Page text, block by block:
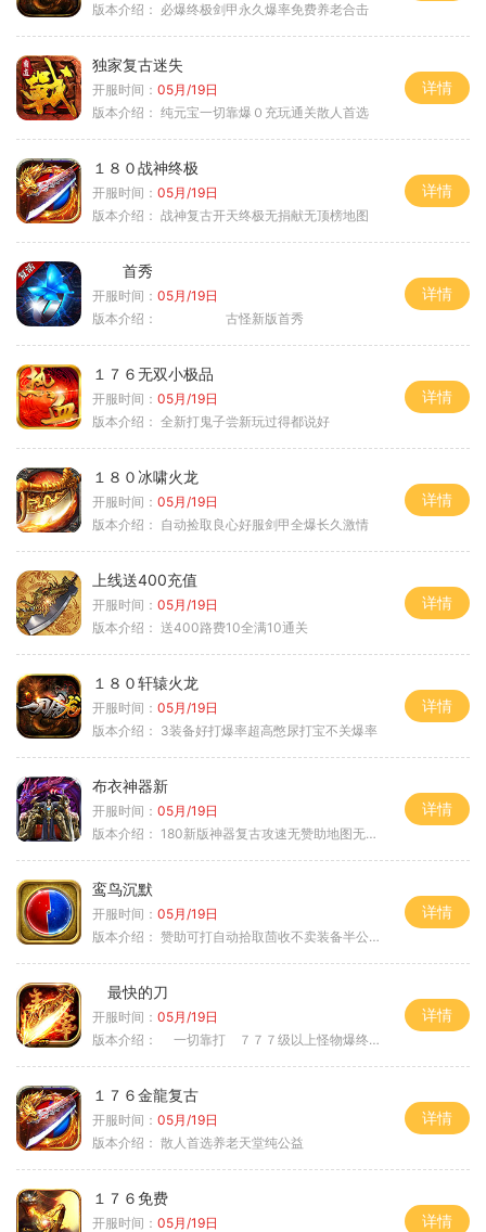
版本介绍： 必爆终极剑甲永久爆率免费养老合击
独家复古迷失
开服时间： 05月/19日
版本介绍： 纯元宝一切靠爆０充玩通关散人首选
详情
１８０战神终极
开服时间： 05月/19日
版本介绍： 战神复古开天终极无捐献无顶榜地图
详情
首秀
开服时间： 05月/19日
版本介绍：
古怪新版首秀
详情
１７６无双小极品
开服时间： 05月/19日
版本介绍： 全新打鬼子尝新玩过得都说好
详情
１８０冰啸火龙
开服时间： 05月/19日
版本介绍： 自动捡取良心好服剑甲全爆长久激情
详情
上线送400充值
开服时间： 05月/19日
版本介绍： 送400路费10全满10通关
详情
１８０轩辕火龙
开服时间： 05月/19日
版本介绍： 3装备好打爆率超高憋尿打宝不关爆率
详情
布衣神器新
开服时间： 05月/19日
版本介绍： 180新版神器复古攻速无赞助地图无排行
详情
鸾鸟沉默
开服时间： 05月/19日
版本介绍： 赞助可打自动拾取茴收不卖装备半公益服
详情
最快的刀
开服时间： 05月/19日
版本介绍：
一切靠打 ７７７级以上怪物爆终极
详情
１７６金龍复古
开服时间： 05月/19日
版本介绍： 散人首选养老天堂纯公益
详情
１７６免费
开服时间： 05月/19日
详情